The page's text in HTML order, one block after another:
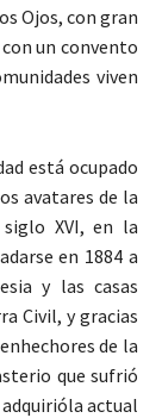
Ojos, con gran
un convento
viven
está ocupado
avatares de la
XVI, en la
en 1884 a
y las casas
Civil, y gracias
de la
que sufrió
actual